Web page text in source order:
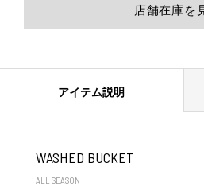
店舗在庫を
アイテム説明
WASHED BUCKET
ALL SEASON